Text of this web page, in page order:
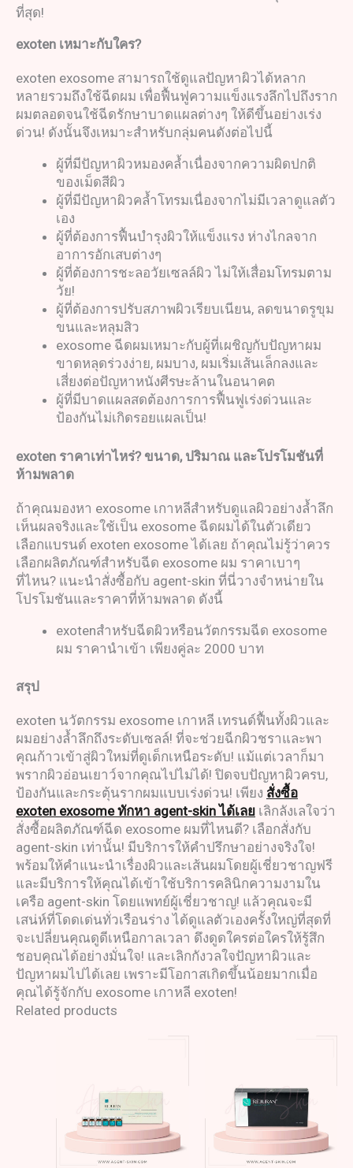
ที่สุด!
exoten เหมาะกับใคร?
exoten exosome สามารถใช้ดูแลปัญหาผิวได้หลาก
หลายรวมถึงใช้ฉีดผม เพื่อฟื้นฟูความแข็งแรงลึกไปถึงราก
ผมตลอดจนใช้ฉีดรักษาบาดแผลต่างๆ ให้ดีขึ้นอย่างเร่ง
ด่วน! ดังนั้นจึงเหมาะสำหรับกลุ่มคนดังต่อไปนี้
ผู้ที่มีปัญหาผิวหมองคล้ำเนื่องจากความผิดปกติ
ของเม็ดสีผิว
ผู้ที่มีปัญหาผิวคล้ำโทรมเนื่องจากไม่มีเวลาดูแลตัว
เอง
ผู้ที่ต้องการฟื้นบำรุงผิวให้แข็งแรง ห่างไกลจาก
อาการอักเสบต่างๆ
ผู้ที่ต้องการชะลอวัยเซลล์ผิว ไม่ให้เสื่อมโทรมตาม
วัย!
ผู้ที่ต้องการปรับสภาพผิวเรียบเนียน, ลดขนาดรูขุม
ขนและหลุมสิว
exosome ฉีดผมเหมาะกับผู้ที่เผชิญกับปัญหาผม
ขาดหลุดร่วงง่าย, ผมบาง, ผมเริ่มเส้นเล็กลงและ
เสี่ยงต่อปัญหาหนังศีรษะล้านในอนาคต
ผู้ที่มีบาดแผลสดต้องการการฟื้นฟูเร่งด่วนและ
ป้องกันไม่เกิดรอยแผลเป็น!
exoten ราคาเท่าไหร่? ขนาด, ปริมาณ และโปรโมชันที่
ห้ามพลาด
ถ้าคุณมองหา exosome เกาหลีสำหรับดูแลผิวอย่างล้ำลึก
เห็นผลจริงและใช้เป็น exosome ฉีดผมได้ในตัวเดียว
เลือกแบรนด์ exoten exosome ได้เลย ถ้าคุณไม่รู้ว่าควร
เลือกผลิตภัณฑ์สำหรับฉีด exosome ผม ราคาเบาๆ
ที่ไหน? แนะนำสั่งซื้อกับ agent-skin ที่นี่วางจำหน่ายใน
โปรโมชันและราคาที่ห้ามพลาด ดังนี้
exotenสำหรับฉีดผิวหรือนวัตกรรมฉีด exosome
ผม ราคานำเข้า เพียงคู่ละ 2000 บาท
สรุป
exoten นวัตกรรม exosome เกาหลี เทรนด์ฟื้นทั้งผิวและ
ผมอย่างล้ำลึกถึงระดับเซลล์! ที่จะช่วยฉีกผิวชราและพา
คุณก้าวเข้าสู่ผิวใหม่ที่ดูเด็กเหนือระดับ! แม้แต่เวลาก็มา
พรากผิวอ่อนเยาว์จากคุณไปไม่ได้! ปิดจบปัญหาผิวครบ,
ป้องกันและกระตุ้นรากผมแบบเร่งด่วน! เพียง สั่งซื้อ
exoten exosome ทักหา agent-skin ได้เลย เลิกลังเลใจว่า
สั่งซื้อผลิตภัณฑ์ฉีด exosome ผมที่ไหนดี? เลือกสั่งกับ
agent-skin เท่านั้น! มีบริการให้คำปรึกษาอย่างจริงใจ!
พร้อมให้คำแนะนำเรื่องผิวและเส้นผมโดยผู้เชี่ยวชาญฟรี
และมีบริการให้คุณได้เข้าใช้บริการคลินิกความงามใน
เครือ agent-skin โดยแพทย์ผู้เชี่ยวชาญ! แล้วคุณจะมี
เสน่ห์ที่โดดเด่นทั่วเรือนร่าง ได้ดูแลตัวเองครั้งใหญ่ที่สุดที่
จะเปลี่ยนคุณดูดีเหนือกาลเวลา ดึงดูดใครต่อใครให้รู้สึก
ชอบคุณได้อย่างมั่นใจ! และเลิกกังวลใจปัญหาผิวและ
ปัญหาผมไปได้เลย เพราะมีโอกาสเกิดขึ้นน้อยมากเมื่อ
คุณได้รู้จักกับ exosome เกาหลี exoten!
Related products